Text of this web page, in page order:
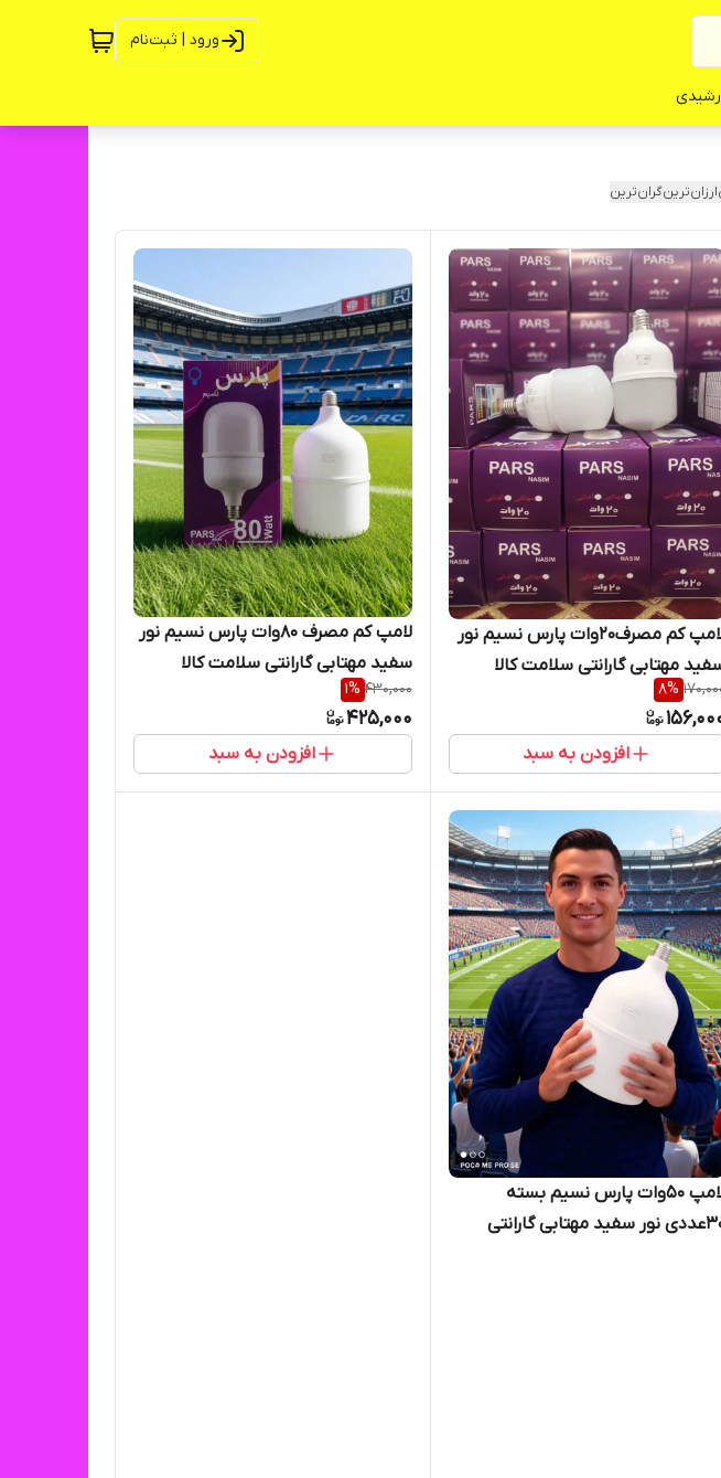
ورود | ثبت‌نام
ارزان‌ترینگران‌ترین
لامپ کم مصرف20وات پارس نسیم نور
مهتابی گارانتی سلامت کالا
8%
افزودن به سبد
لامپ کم مصرف 80وات پارس نسیم نور
سفید مهتابی گارانتی سلامت کالا
430,000
1%
425,000
افزودن به سبد
لامپ 50وات پارس نسیم بسته
30عددی نور سفید مهتابی گارانتی